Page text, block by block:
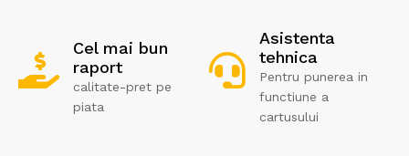
Cel mai bun
raport
calitate-pret pe
piata
Asistenta
tehnica
Pentru punerea in
functiune a
cartusului